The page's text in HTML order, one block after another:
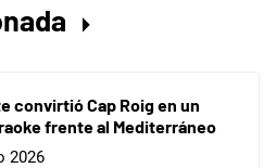
convirtió Cap Roig en un
frente al Mediterráneo
2026